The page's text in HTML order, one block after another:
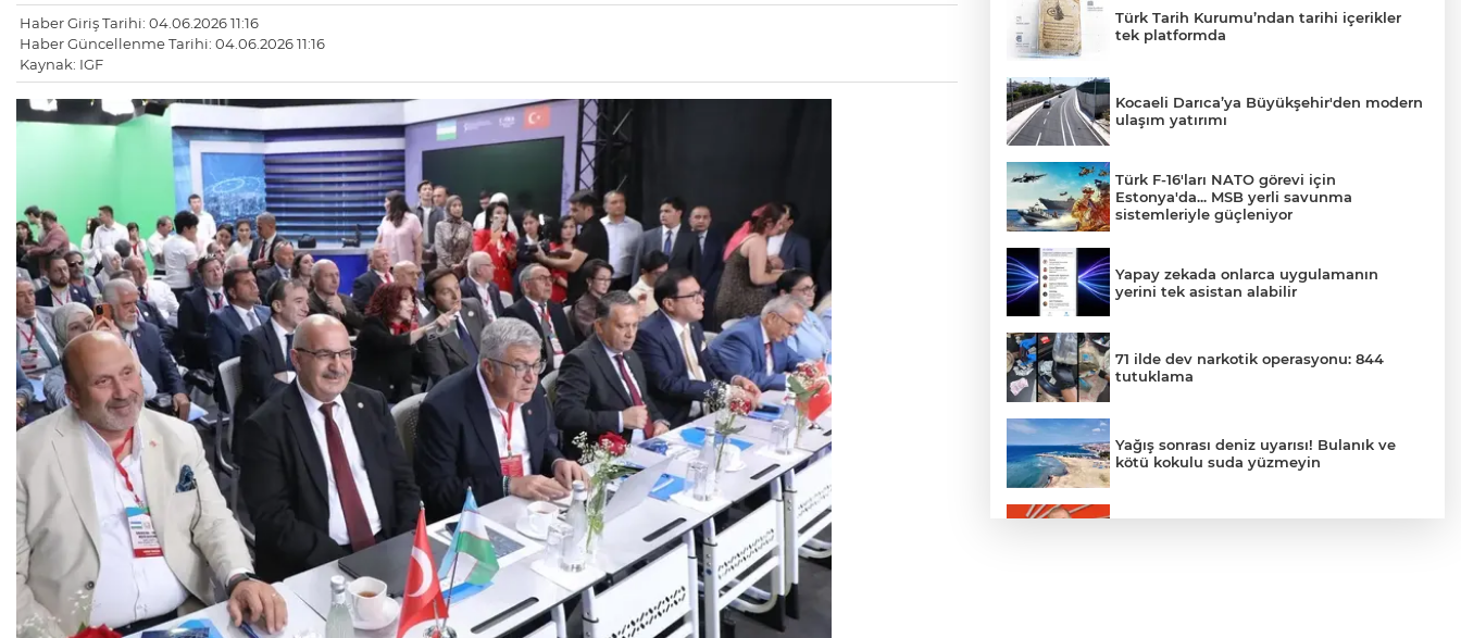
Haber Giriş Tarihi: 04.06.2026 11:16
Haber Güncellenme Tarihi: 04.06.2026 11:16
Kaynak: IGF
Türk Tarih Kurumu’ndan tarihi içerikler
tek platformda
Kocaeli Darıca’ya Büyükşehir'den modern
ulaşım yatırımı
Türk F-16'ları NATO görevi için
Estonya'da... MSB yerli savunma
sistemleriyle güçleniyor
Yapay zekada onlarca uygulamanın
yerini tek asistan alabilir
71 ilde dev narkotik operasyonu: 844
tutuklama
Yağış sonrası deniz uyarısı! Bulanık ve
kötü kokulu suda yüzmeyin